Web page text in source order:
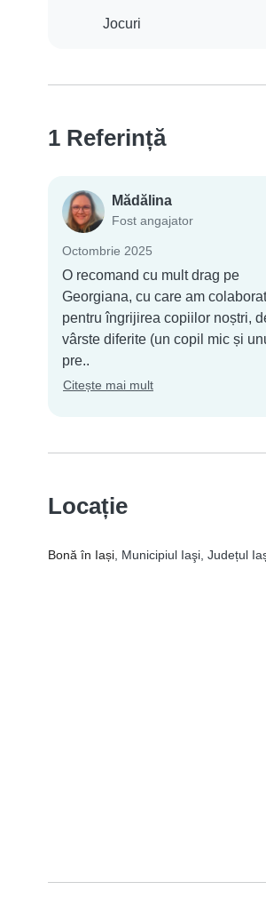
Jocuri
1 Referință
Mădălina
Fost angajator
Octombrie 2025
O recomand cu mult drag pe
Georgiana, cu care am colaborat
pentru îngrijirea copiilor noștri,
vârste diferite (un copil mic și
pre..
Citește mai mult
Locație
Bonă în Iași, Municipiul Iaşi, Județul